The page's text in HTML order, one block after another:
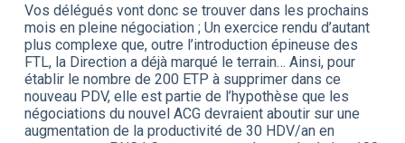
Vos délégués vont donc se trouver dans les prochains
mois en pleine négociation ; Un exercice rendu d’autant
plus complexe que, outre l’introduction épineuse des
FTL, la Direction a déjà marqué le terrain… Ainsi, pour
établir le nombre de 200 ETP à supprimer dans ce
nouveau PDV, elle est partie de l’hypothèse que les
négociations du nouvel ACG devraient aboutir sur une
augmentation de la productivité de 30 HDV/an en